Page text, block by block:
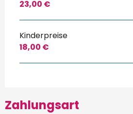
23,00 €
Kinderpreise
18,00 €
Zahlungsart